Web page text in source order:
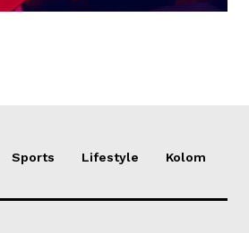
Sports Lifestyle Kolom